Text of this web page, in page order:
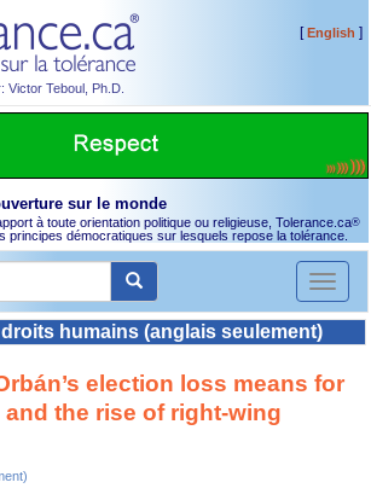
Victor Teboul, Ph.D.
[English ]
sur le monde
à toute orientation politique ou religieuse, Tolerance.ca®
principes démocratiques sur lesquels repose la tolérance.
Toggle
humains (anglais seulement)
election loss means for
and the rise of right-wing